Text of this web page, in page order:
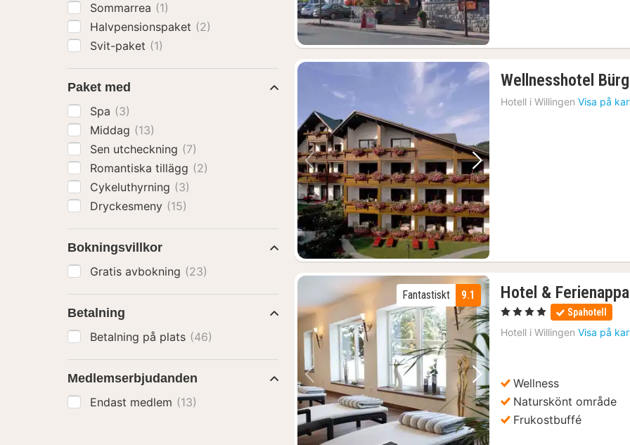
Föregående bild Nästa bild
Wellnesshotel
Hotell i Willingen Visa på
Föregående bild Nästa bild
9.1
Fantastiskt Hotel &
, 4 Stjärnor Spahotell
Hotell i Willingen Visa på
Wellness
Naturskönt område
Frukostbuffé
Sommarrea (1)
Halvpensionspaket (2)
Svit-paket (1)
Paket med
Spa (3)
Middag (13)
Sen utcheckning (7)
Romantiska tillägg (2)
Cykeluthyrning (3)
Dryckesmeny (15)
Bokningsvillkor
Gratis avbokning (23)
Betalning
Betalning på plats (46)
Medlemserbjudanden
Endast medlem (13)